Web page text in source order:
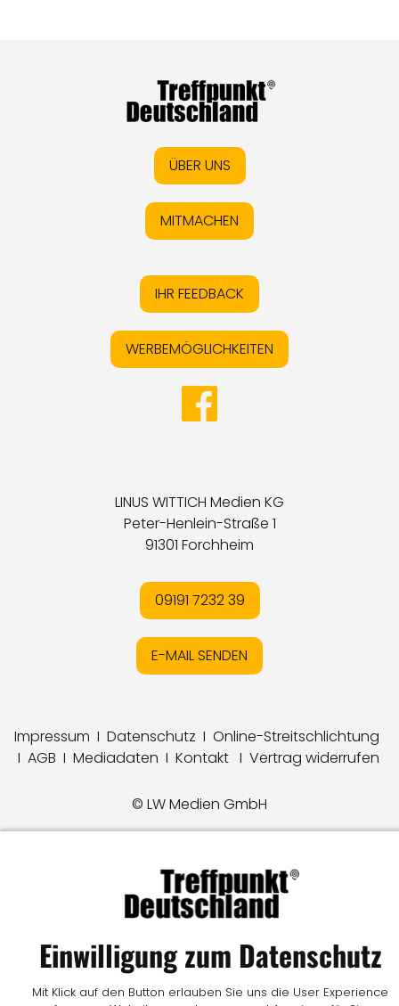
ÜBER UNS
MITMACHEN
IHR FEEDBACK
WERBEMÖGLICHKEITEN
LINUS WITTICH Medien KG
Peter-Henlein-Straße 1
91301 Forchheim
09191 7232 39
E-MAIL SENDEN
Impressum I Datenschutz I Online-Streitschlichtung
I AGB I Mediadaten I Kontakt I Vertrag widerrufen
© LW Medien GmbH
Einwilligung zum Datenschutz
Mit Klick auf den Button erlauben Sie uns die User Experience